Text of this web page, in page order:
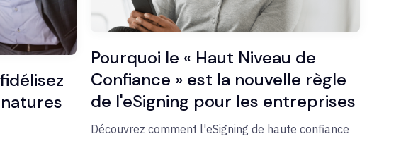
Pourquoi le « Haut Niveau de
Confiance » est la nouvelle règle
de l'eSigning pour les entreprises
Découvrez comment l'eSigning de haute confiance